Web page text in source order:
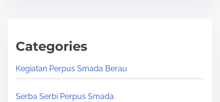
Categories
Kegiatan Perpus Smada Berau
Serba Serbi Perpus Smada